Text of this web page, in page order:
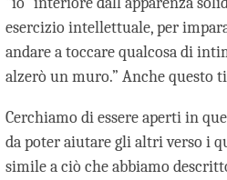
esercizio intellettuale, per
andare a toccare qualcosa di
alzerò un muro.” Anche questo
Cerchiamo di essere aperti in
da poter aiutare gli altri verso i
simile a ciò che abbiamo